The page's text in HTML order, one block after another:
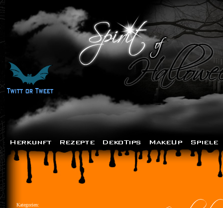
Kategorien: